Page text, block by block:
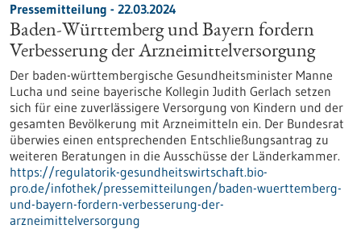
Pressemitteilung - 22.03.2024
Baden-Württemberg und Bayern fordern
Verbesserung der Arzneimittelversorgung
Der baden-württembergische Gesundheitsminister Manne
Lucha und seine bayerische Kollegin Judith Gerlach setzen
sich für eine zuverlässigere Versorgung von Kindern und der
gesamten Bevölkerung mit Arzneimitteln ein. Der Bundesrat
überwies einen entsprechenden Entschließungsantrag zu
weiteren Beratungen in die Ausschüsse der Länderkammer.
https://regulatorik-gesundheitswirtschaft.bio-
pro.de/infothek/pressemitteilungen/baden-wuerttemberg-
und-bayern-fordern-verbesserung-der-
arzneimittelversorgung